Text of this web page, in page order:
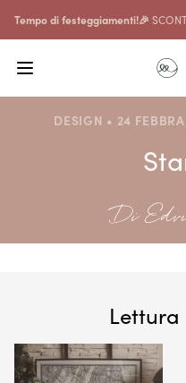
Tempo di festeggiamenti!🎉
DESIGN • 24
Di